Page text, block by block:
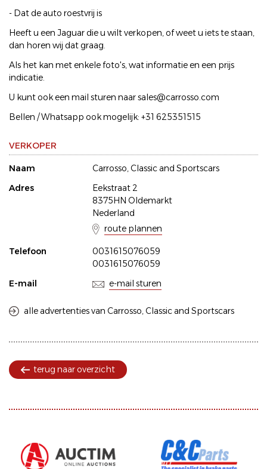
- Dat de auto roestvrij is
Heeft u een Jaguar die u wilt verkopen, of weet u iets te staan,
dan horen wij dat graag.
Als het kan met enkele foto's, wat informatie en een prijs
indicatie.
U kunt ook een mail sturen naar sales@carrosso.com
Bellen / Whatsapp ook mogelijk: +31 625351515
VERKOPER
Naam
Carrosso, Classic and Sportscars
Adres
Eekstraat 2
8375HN Oldemarkt
Nederland
route plannen
Telefoon
0031615076059
0031615076059
E-mail
e-mail sturen
alle advertenties van Carrosso, Classic and Sportscars
terug naar overzicht